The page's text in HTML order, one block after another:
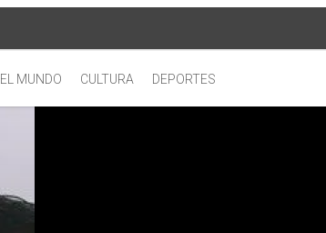
EL MUNDO CULTURA DEPORTES